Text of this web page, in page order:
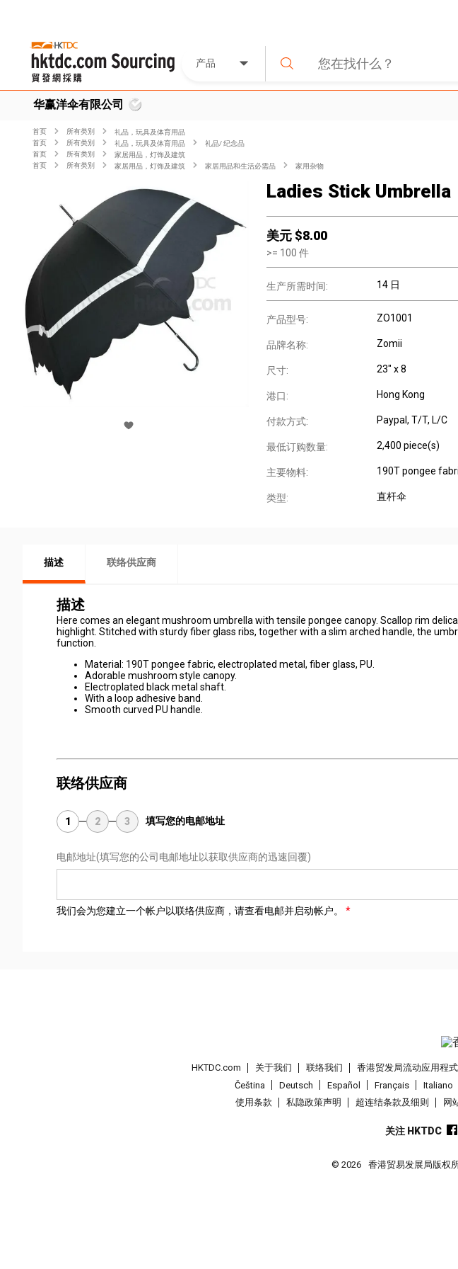
产品
华赢洋伞有限公司
首页 所有类別
礼品，玩具及体育用品
首页
所有类別 礼品，玩具及体育用品
礼品/ 纪念品
首页
所有类別
家居用品，灯饰及建筑
首页
所有类別 家居用品，灯饰及建筑 家居用品和生活必需品 家用杂物
Ladies Stick Umbrella
美元 $8.00
>= 100 件
生产所需时间: 14 日
产品型号: ZO1001
品牌名称: Zomii
尺寸: 23" x 8
港口: Hong Kong
付款方式: Paypal, T/T, L/C
最低订购数量: 2,400 piece(s)
主要物料: 190T pongee
类型: 直杆伞
描述 联络供应商
描述
Here comes an elegant mushroom umbrella with tensile pongee canopy. Scallop rim
highlight. Stitched with sturdy fiber glass ribs, together with a slim arched handle, the
function.
Material: 190T pongee fabric, electroplated metal, fiber glass, PU.
Adorable mushroom style canopy.
Electroplated black metal shaft.
With a loop adhesive band.
Smooth curved PU handle.
联络供应商
1 2 3 填写您的电邮地址
电邮地址(填写您的公司电邮地址以获取供应商的迅速回覆)
我们会为您建立一个帐户以联络供应商，请查看电邮并启动帐户。
HKTDC.com 关于我们 联络我们 香港贸发局流动应用程式
Čeština
Deutsch Español Français Italiano
使用条款
私隐政策声明 超连结条款及细则 网
关注 HKTDC
© 2026 香港贸易发展局版权